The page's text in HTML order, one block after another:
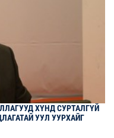
ХҮНД СУРТАЛГҮЙ
УУЛ УУРХАЙГ